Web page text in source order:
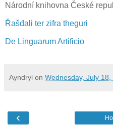
Národní knihovna České
Řašđali ter zifra theguri
De Linguarum Artificio
Ayndryl on Wednesday, July 18,
‹